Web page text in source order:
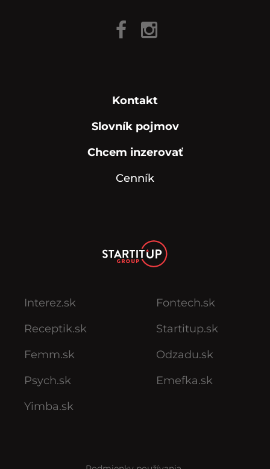
Kontakt
Slovník pojmov
Chcem inzerovať
Cenník
Interez.sk
Receptik.sk
Femm.sk
Psych.sk
Yimba.sk
Fontech.sk
Startitup.sk
Odzadu.sk
Emefka.sk